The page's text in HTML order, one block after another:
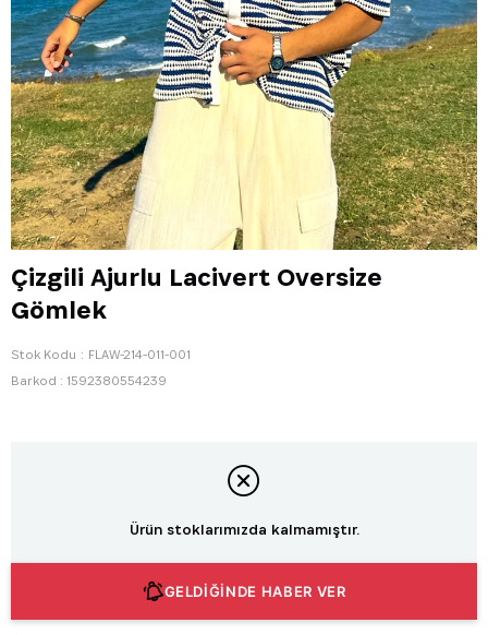
Çizgili Ajurlu Lacivert Oversize
Gömlek
Stok Kodu
FLAW-214-011-001
Barkod : 1592380554239
Ürün stoklarımızda kalmamıştır.
GELDİĞİNDE HABER VER